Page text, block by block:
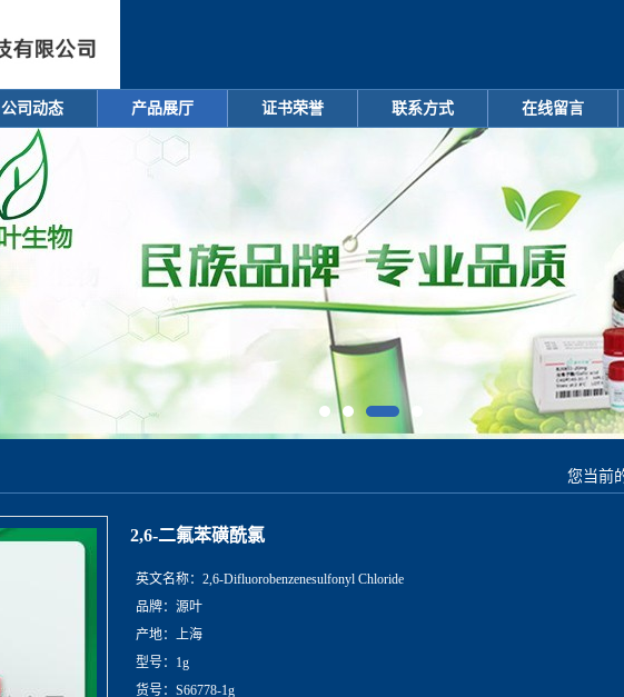
公司动态 产品展厅 证书荣誉 联系方式 在线留言
您当前
2,6-二氟苯磺酰氯
英文名称： 2,6-Difluorobenzenesulfonyl Chloride
品牌： 源叶
产地： 上海
型号： 1g
货号： S66778-1g